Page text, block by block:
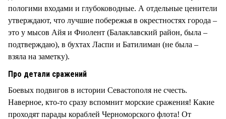
пологими входами и глубоководные. А отдельные ценители
утверждают, что лучшие побережья в окрестностях города –
это у мысов Айя и Фиолент (Балаклавский район, была –
подтверждаю), в бухтах Ласпи и Батилиман (не была –
взяла на заметку).
Про детали сражений
Боевых подвигов в истории Севастополя не счесть.
Наверное, кто-то сразу вспомнит морские сражения! Какие
проходят парады кораблей Черноморского флота! От